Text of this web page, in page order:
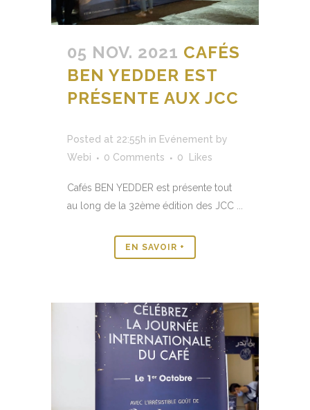
05 NOV. 2021 CAFÉS
BEN YEDDER EST
PRÉSENTE AUX JCC
Posted at 22:55h in Evénement by
Webi
0 Comments 0 Likes
Cafés BEN YEDDER est présente tout
au long de la 32ème édition des JCC ...
EN SAVOIR +